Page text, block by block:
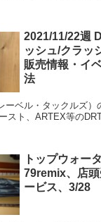
2021/11/22週
ッシュ/クラッ
販売情報・イ
法
ーベル・タックルズ）
スト、ARTEX等の
トップウォー
79remix、店
ービス、3/28